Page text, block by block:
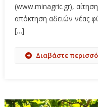
(www.minagric.gr),
απόκτηση αδειών νέας
[…]
Διαβάστε